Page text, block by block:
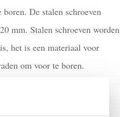
De stalen schroeven
mm. Stalen schroeven worden
het is een materiaal voor
om voor te boren.